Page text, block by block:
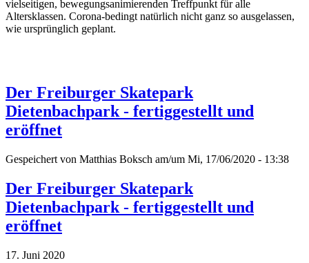
vielseitigen, bewegungsanimierenden Treffpunkt für alle
Altersklassen. Corona-bedingt natürlich nicht ganz so ausgelassen,
wie ursprünglich geplant.
Der Freiburger Skatepark
Dietenbachpark - fertiggestellt und
eröffnet
Gespeichert von Matthias Boksch am/um Mi, 17/06/2020 - 13:38
Der Freiburger Skatepark
Dietenbachpark - fertiggestellt und
eröffnet
17. Juni 2020